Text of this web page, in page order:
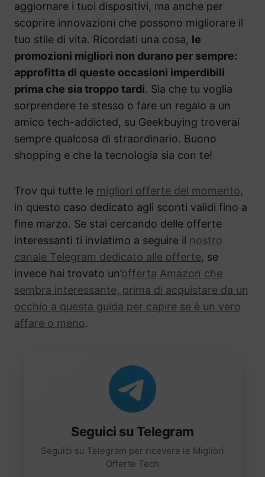
aggiornare i tuoi dispositivi, ma anche per
scoprire innovazioni che possono migliorare il
tuo stile di vita. Ricordati una cosa, le
promozioni migliori non durano per sempre:
approfitta di queste occasioni imperdibili
prima che sia troppo tardi. Sia che tu voglia
sorprendere te stesso o fare un regalo a un
amico tech-addicted, su Geekbuying troverai
sempre qualcosa di straordinario. Buono
shopping e che la tecnologia sia con te!
Trov qui tutte le migliori offerte del momento,
in questo caso dedicato agli sconti validi fino a
fine marzo. Se stai cercando delle offerte
interessanti ti inviatimo a seguire il nostro
canale Telegram dedicato alle offerte, se
invece hai trovato un’offerta Amazon che
sembra interessante, prima di acquistare da un
occhio a questa guida per capire se è un vero
affare o meno.
Seguici su Telegram
Seguici su Telegram per ricevere le Migliori
Offerte Tech